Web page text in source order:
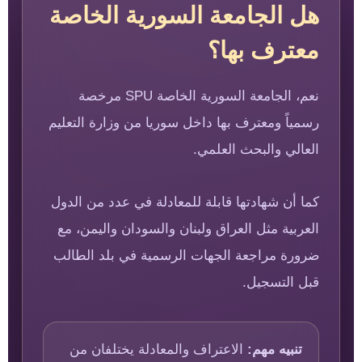
هل الجامعة السورية الخاصة
معترف بها؟
نعم، الجامعة السورية الخاصة SPU مرخصة
رسمياً ومعترف بها داخل سوريا من وزارة التعليم
العالي والبحث العلمي.
كما أن شهادتها قابلة للمعادلة في عدد من الدول
العربية مثل العراق ولبنان والسودان واليمن، مع
ضرورة مراجعة الجهات الرسمية في بلد الطالب
قبل التسجيل.
تنبيه مهم: الاعتراف والمعادلة يختلفان من